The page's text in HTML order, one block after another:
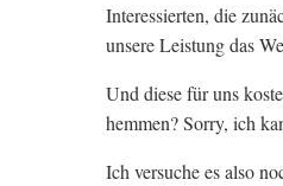
Interessierten, die
unsere Leistung das
Und diese für uns
hemmen? Sorry, ich
Ich versuche es also